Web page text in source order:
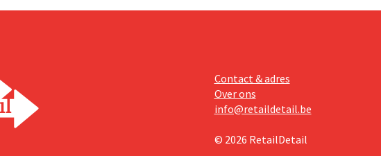
Contact & adres
Over ons
info@retaildetail.be
© 2026 RetailDetail